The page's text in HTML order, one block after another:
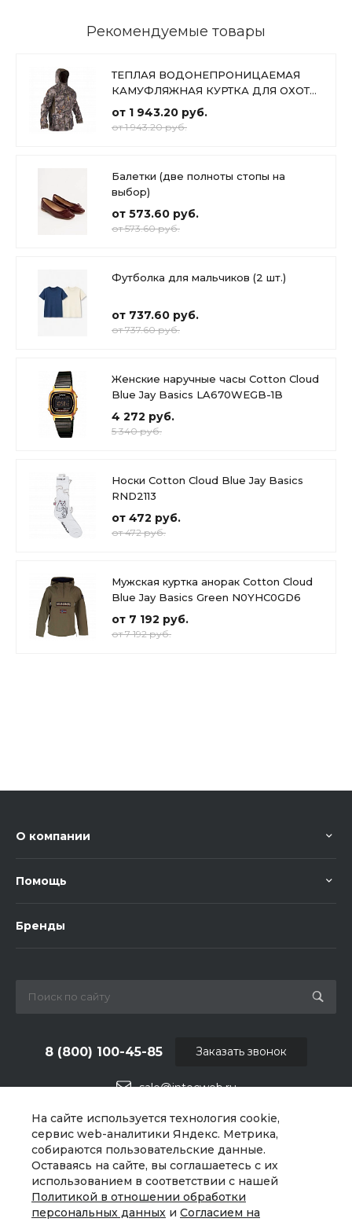
На сайте используется технология cookie,
сервис web-аналитики Яндекс. Метрика,
собираются пользовательские данные.
Оставаясь на сайте, вы соглашаетесь с их
использованием в соответствии с нашей
Политикой в отношении обработки
персональных данных и Согласием на
Рекомендуемые товары
ТЕПЛАЯ ВОДОНЕПРОНИЦАЕМАЯ
КАМУФЛЯЖНАЯ КУРТКА ДЛЯ ОХОТЫ
500 Cotton Cloud Blue Jay Basics
от 1 943.20 руб.
от 1 943.20 руб.
Балетки (две полноты стопы на
выбор)
от 573.60 руб.
от 573.60 руб.
Футболка для мальчиков (2 шт.)
от 737.60 руб.
от 737.60 руб.
Женские наручные часы Cotton Cloud
Blue Jay Basics LA670WEGB-1B
4 272 руб.
5 340 руб.
Носки Cotton Cloud Blue Jay Basics
RND2113
от 472 руб.
от 472 руб.
Мужская куртка анорак Cotton Cloud
Blue Jay Basics Green N0YHC0GD6
от 7 192 руб.
от 7 192 руб.
О компании
Помощь
Бренды
sale@intecweb.ru
8 (800) 100-45-85
г. Москва, ул. Люсиновская, д. 39
Заказать звонок